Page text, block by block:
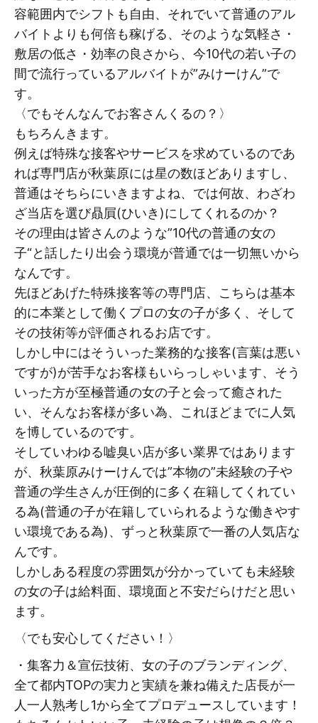
容範囲内でシフトも自由、それでいて普通のアル
バイトよりも何倍も稼げる、そのような気軽さ・
敷居の低さ・効率の良さから、今10代の若い子の
間で流行っているアルバイトが”みけーけん”で
す。
〈でもそんなんでお客さんくるの？〉
もちろんきます。
例えば特殊な接客やサービスを求めているのであ
れば専門店が秋葉原には星の数ほどありますし、
普通はそちらにいきますよね、では何故、わざわ
ざ当店を選び贔屓(ひいき)にしてくれるのか？
その理由は皆さんのような”10代の普通の女の
子“と話したり出会う環境が普通では一切無いから
なんです。
先ほどあげた特殊接客等の専門店、こちらは基本
的に本業として働くプロの女の子が多く、そして
その技術等が評価されるお店です。
しかし中にはそういった業務的な接客(言葉は悪い
ですが)が苦手なお客様もいらっしゃいます、そう
いった方が至極普通の女の子と会って癒された
い、そんなお客様が多い為、これほどまでに人気
を博しているのです。
そしていわゆる嘘臭い店が多い業界ではあります
が、秋葉原みけーけんでは”本物の”未経験の子や
普通の学生さんが圧倒的に多く在籍してくれてい
る為(普通の子が在籍していられるような働きやす
い環境である為)、ずっと秋葉原で一番の人気店な
んです。
しかしある程度の雰囲気が分かっていても未経験
の女の子は給料面、環境面と不安だらけだと思い
ます。
〈でも安心してください！〉
・集客力＆宣伝技術、女の子のブランディング、
全て都内TOPの実力と実績を兼ね備えた店長が一
人一人熟考し1から全てプロデュースしています！